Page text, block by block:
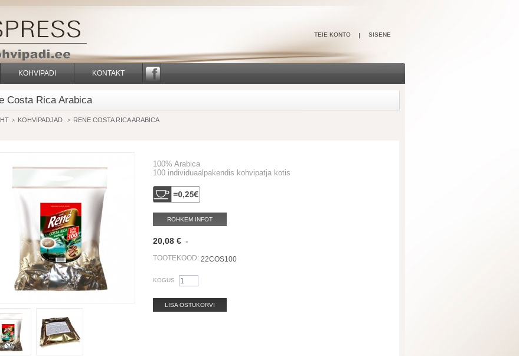
TEIE KONTO SISENE
KOHVIPADI
KONTAKT
Costa Rica Arabica
> KOHVIPADJAD > RENE COSTA RICA ARABICA
100% Arabica
100 individuaalpakendis kohvipatja kotis
ROHKEM INFOT
20,08 € -
TOOTEKOOD: 22COS100
KOGUS
LISA OSTUKORVI